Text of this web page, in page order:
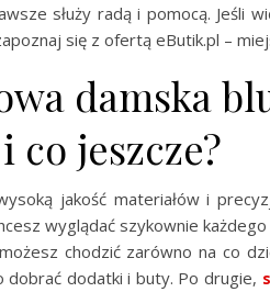
służy radą i pomocą. Jeśli
się z ofertą eButik.pl –
damska
co jeszcze?
jakość materiałów i
wyglądać szykownie każdego
chodzić zarówno na co
dodatki i buty. Po drugie,